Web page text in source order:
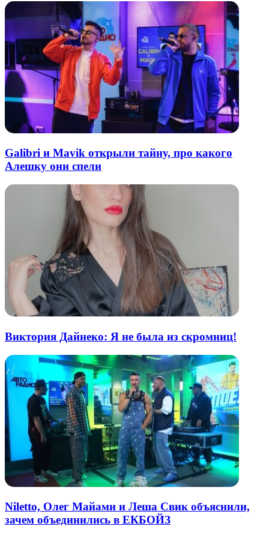
Galibri и Mavik открыли тайну, про какого
Алешку они спели
Виктория Дайнеко: Я не была из скромниц!
Niletto, Олег Майами и Леша Свик объяснили,
зачем объединились в ЕКБОЙЗ